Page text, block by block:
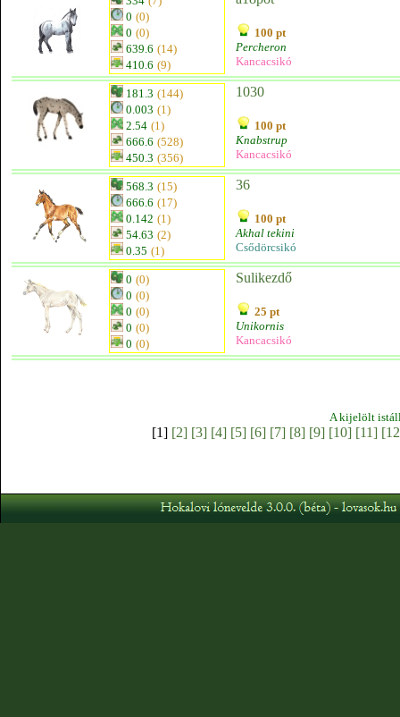
0 (0)
0 (0)
639.6 (14)
410.6 (9)
100 pt
Percheron
Kancacsikó
181.3 (144)
0.003 (1)
2.54 (1)
666.6 (528)
450.3 (356)
1030
100 pt
Knabstrup
Kancacsikó
568.3 (15)
666.6 (17)
0.142 (1)
54.63 (2)
0.35 (1)
36
100 pt
Akhal tekini
Csődörcsikó
0 (0)
0 (0)
0 (0)
0 (0)
0 (0)
Sulikezdő
25 pt
Unikornis
Kancacsikó
A kijelölt
[1] [2] [3] [4] [5] [6] [7] [8] [9] [10] [11]